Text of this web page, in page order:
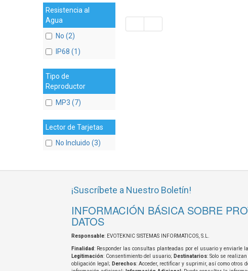
Resistencia al
Agua
No (2)
IP68 (1)
Tipo de
Reproductor
MP3 (7)
Lector de Tarjetas
No Incluido (3)
¡Suscríbete a Nuestro Boletín!
INFORMACIÓN BÁSICA SOBRE
DATOS
Responsable: EVOTEKNIC SISTEMAS INFORMATICOS, S.L.
Finalidad: Responder las consultas planteadas por el usuario y enviarle
Legitimación: Consentimiento del usuario; Destinatarios: Solo se
obligación legal; Derechos: Acceder, rectificar y suprimir, así como otros